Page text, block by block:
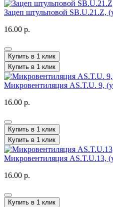
Зацеп штульповой SB.U.21.Z,
16.00 р.
Купить в 1 клик
Купить в 1 клик
Микровентиляция AS.T.U. 9,
16.00 р.
Купить в 1 клик
Купить в 1 клик
Микровентиляция AS.T.U.13,
16.00 р.
Купить в 1 клик